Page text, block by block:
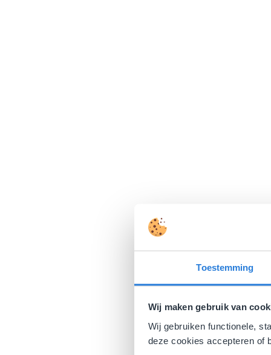
Toestemming
Wij maken gebruik van
Wij gebruiken functionele,
deze cookies accepteren of